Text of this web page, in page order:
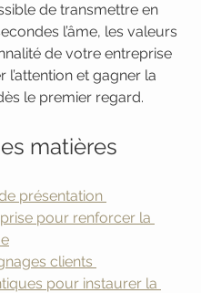
de transmettre en
l’âme, les valeurs
de votre entreprise
l’attention et gagner la
le premier regard.
matières
présentation
pour renforcer la
clients
pour instaurer la